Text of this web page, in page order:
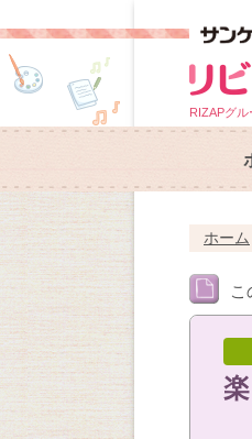
RIZAPグル
ホーム
こ